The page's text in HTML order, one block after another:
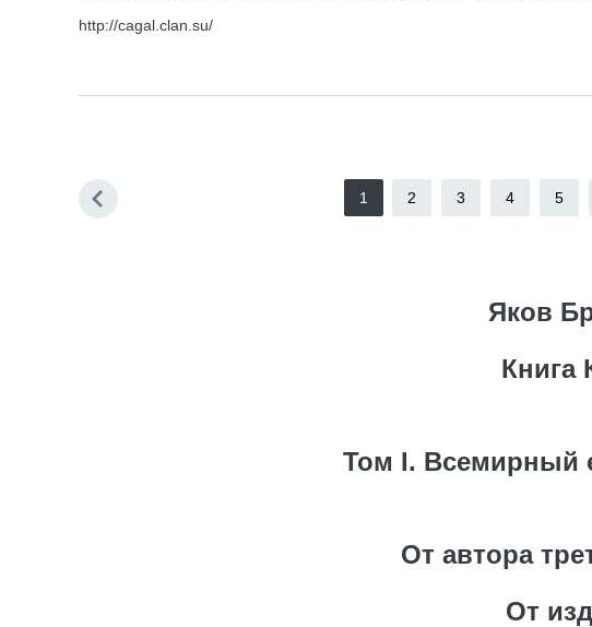
http://cagal.clan.su/
1 2 3 4 5
Яков
Книга
Том I. Всемирный
От автора
От